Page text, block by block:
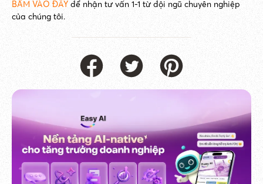
BẤM VÀO ĐÂY để nhận tư vấn 1-1 từ đội ngũ chuyên nghiệp
của chúng tôi.